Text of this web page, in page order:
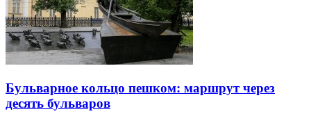
Бульварное кольцо пешком: маршрут через
десять бульваров